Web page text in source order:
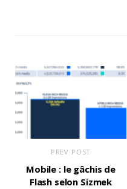
PREV POST
Mobile : le gâchis de
Flash selon Sizmek